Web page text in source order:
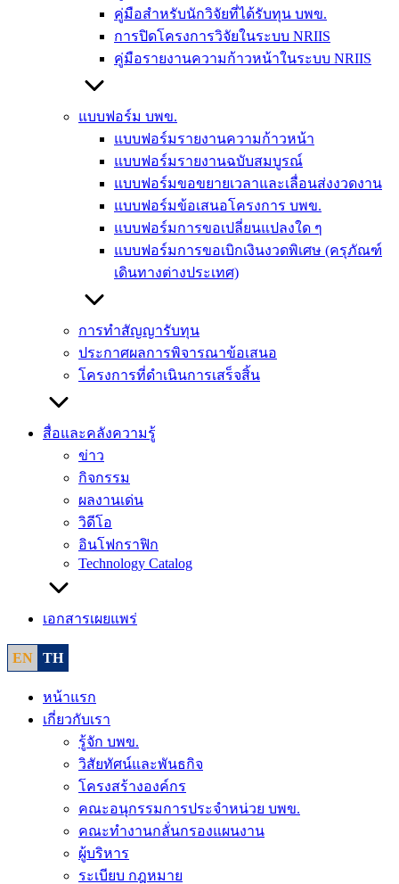
คู่มือสำหรับนักวิจัยที่ได้รับทุน บพข.
การปิดโครงการวิจัยในระบบ NRIIS
คู่มือรายงานความก้าวหน้าในระบบ NRIIS
แบบฟอร์ม บพข.
แบบฟอร์มรายงานความก้าวหน้า
แบบฟอร์มรายงานฉบับสมบูรณ์
แบบฟอร์มขอขยายเวลาและเลื่อนส่งงวดงาน
แบบฟอร์มข้อเสนอโครงการ บพข.
แบบฟอร์มการขอเปลี่ยนแปลงใด ๆ
แบบฟอร์มการขอเบิกเงินงวดพิเศษ (ครุภัณฑ์
เดินทางต่างประเทศ)
การทำสัญญารับทุน
ประกาศผลการพิจารณาข้อเสนอ
โครงการที่ดำเนินการเสร็จสิ้น
สื่อและคลังความรู้
ข่าว
กิจกรรม
ผลงานเด่น
วิดีโอ
อินโฟกราฟิก
Technology Catalog
เอกสารเผยแพร่
EN TH
หน้าแรก
เกี่ยวกับเรา
รู้จัก บพข.
วิสัยทัศน์และพันธกิจ
โครงสร้างองค์กร
คณะอนุกรรมการประจำหน่วย บพข.
คณะทำงานกลั่นกรองแผนงาน
ผู้บริหาร
ระเบียบ กฎหมาย